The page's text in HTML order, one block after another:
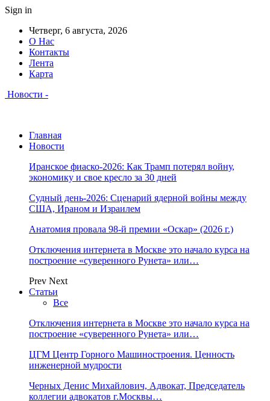
Sign in
Четверг, 6 августа, 2026
О Нас
Контакты
Лента
Карта
Новости -
Главная
Новости
Иранское фиаско-2026: Как Трамп потерял войну,
экономику и свое кресло за 30 дней
Судный день-2026: Сценарий ядерной войны между
США, Ираном и Израилем
Анатомия провала 98-й премии «Оскар» (2026 г.)
Отключения интернета в Москве это начало курса на
построение «суверенного Рунета» или…
Prev Next
Статьи
Все
Отключения интернета в Москве это начало курса на
построение «суверенного Рунета» или…
ЦГМ Центр Горного Машиностроения. Ценность
инженерной мудрости
Черных Денис Михайлович, Адвокат, Председатель
коллегии адвокатов г.Москвы…